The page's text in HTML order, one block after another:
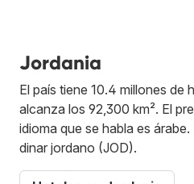
Jordania
El país tiene 10.4 millones de
alcanza los 92,300 km². El
idioma que se habla es
dinar jordano (JOD).